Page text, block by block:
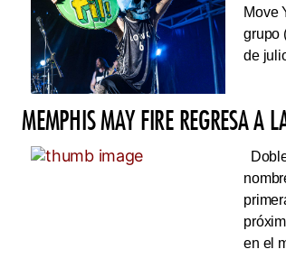
Move
grupo
de
MEMPHIS MAY FIRE REGRESA A
en el